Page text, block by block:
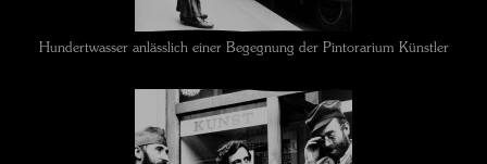
Hundertwasser anlässlich einer Begegnung der Pintorarium Künstler